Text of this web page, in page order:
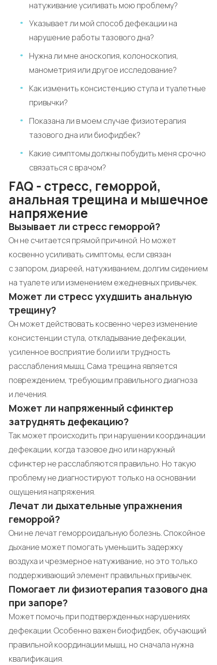
натуживание усиливать мою проблему?
Указывает ли мой способ дефекации на
нарушение работы тазового дна?
Нужна ли мне аноскопия, колоноскопия,
манометрия или другое исследование?
Как изменить консистенцию стула и туалетные
привычки?
Показана ли в моем случае физиотерапия
тазового дна или биофидбек?
Какие симптомы должны побудить меня срочно
связаться с врачом?
FAQ - стресс, геморрой,
анальная трещина и мышечное
напряжение
Вызывает ли стресс геморрой?
Он не считается прямой причиной. Но может
косвенно усиливать симптомы, если связан
с запором, диареей, натуживанием, долгим сидением
на туалете или изменением ежедневных привычек.
Может ли стресс ухудшить анальную
трещину?
Он может действовать косвенно через изменение
консистенции стула, откладывание дефекации,
усиленное восприятие боли или трудность
расслабления мышц. Сама трещина является
повреждением, требующим правильного диагноза
и лечения.
Может ли напряженный сфинктер
затруднять дефекацию?
Так может происходить при нарушении координации
дефекации, когда тазовое дно или наружный
сфинктер не расслабляются правильно. Но такую
проблему не диагностируют только на основании
ощущения напряжения.
Лечат ли дыхательные упражнения
геморрой?
Они не лечат геморроидальную болезнь. Спокойное
дыхание может помогать уменьшить задержку
воздуха и чрезмерное натуживание, но это только
поддерживающий элемент правильных привычек.
Помогает ли физиотерапия тазового дна
при запоре?
Может помочь при подтвержденных нарушениях
дефекации. Особенно важен биофидбек, обучающий
правильной координации мышц, но сначала нужна
квалификация.